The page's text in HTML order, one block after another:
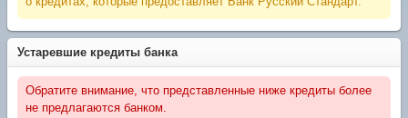
Устаревшие кредиты банка
Обратите внимание, что представленные ниже кредиты более
не предлагаются банком.